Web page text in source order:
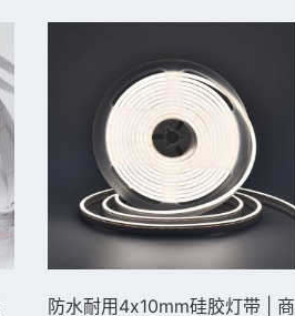
防水耐用4x10mm硅胶灯带 | 商